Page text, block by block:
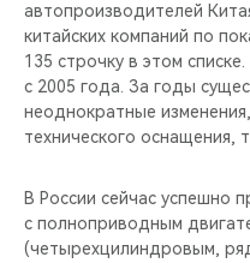
CHERY И СПОРТ
НАШИ МЕРОПРИЯТИЯ
ВИДЕООБЗОРЫ
CHERY ДЛЯ ДЕТЕЙ
автопроизводителей
китайских компаний по
135 строчку в этом
с 2005 года. За годы
неоднократные
технического оснащения,
В России сейчас успешно
с полноприводным
(четырехцилиндровым,